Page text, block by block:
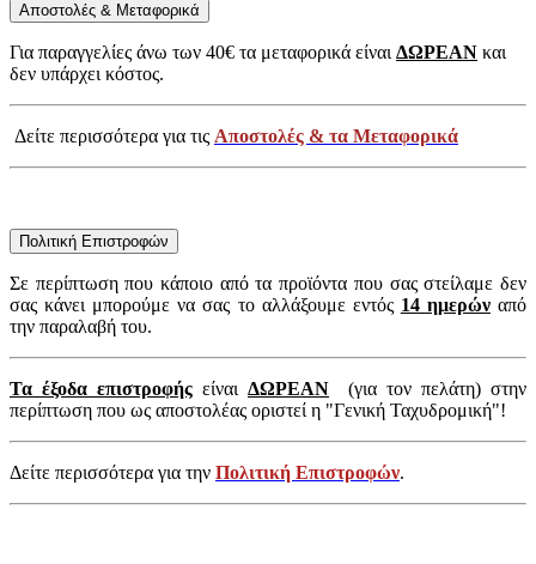
Αποστολές & Μεταφορικά
Για παραγγελίες άνω των 40€ τα μεταφορικά είναιΔΩΡΕΑΝ και
δεν υπάρχει κόστος.
Δείτε περισσότερα για τις Αποστολές & τα Μεταφορικά
Πολιτική Επιστροφών
Σε περίπτωση που κάποιο από τα προϊόντα που σας στείλαμε δεν
σας κάνει μπορούμε να σας το αλλάξουμε εντός 14 ημερώναπό
την παραλαβή του.
Τα έξοδα επιστροφής είναι ΔΩΡΕΑΝ (για τον πελάτη) στην
περίπτωση που ως αποστολέας οριστεί η "Γενική Ταχυδρομική"!
Δείτε περισσότερα για την Πολιτική Επιστροφών.